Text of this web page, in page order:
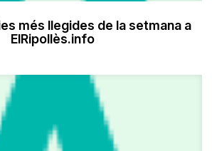
més llegides de la setmana a
ElRipollès.info